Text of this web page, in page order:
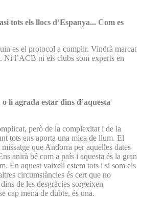
tots els llocs d’Espanya... Com es
es el protocol a complir. Vindrà marcat
Ni l’ACB ni els clubs som experts en
li agrada estar dins d’aquesta
però de la complexitat i de la
tots ens aporta una mica de llum. El
que Andorra per aquelles dates
anirà bé com a país i aquesta és la gran
En aquest vaixell estem tots i si som els
circumstàncies és cert que no
de les desgràcies sorgeixen
cap mena de dubte, és una.